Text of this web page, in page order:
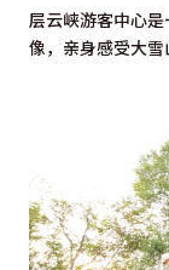
层云峡游客中心
像，亲身感受大